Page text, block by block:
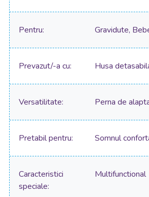
Pentru Gravidute,
Prevazut/-a cu Husa
Versatilitate Perna de
Pretabil pentru Somnul
Caracteristici
speciale
Multifunctional